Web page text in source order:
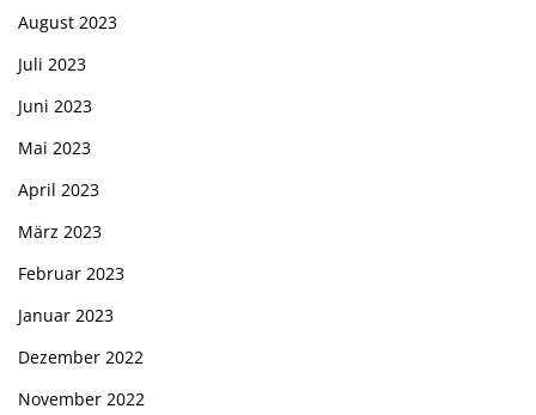
August 2023
Juli 2023
Juni 2023
Mai 2023
April 2023
März 2023
Februar 2023
Januar 2023
Dezember 2022
November 2022